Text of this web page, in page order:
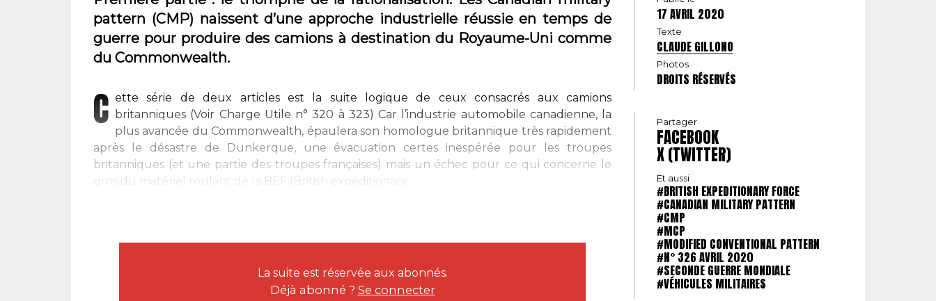
pattern (CMP) naissent d’une approche industrielle réussie en temps de
guerre pour produire des camions à destination du Royaume-Uni comme
du Commonwealth.
C ette série de deux articles est la suite logique de ceux consacrés aux camions
britanniques (Voir Charge Utile n° 320 à 323) Car l’industrie automobile canadienne, la
plus avancée du Commonwealth, épaulera son homologue britannique très rapidement
après le désastre de Dunkerque, une évacuation certes inespérée pour les troupes
britanniques (et une partie des troupes françaises) mais un échec pour ce qui concerne le
gros du matériel roulant de la BEF (British expeditionary...
La suite est réservée aux abonnés.
Déjà abonné ? Se connecter
17 AVRIL 2020
Texte
CLAUDE GILLONO
Photos
DROITS RÉSERVÉS
Partager
FACEBOOK
X (TWITTER)
Et aussi
#BRITISH EXPEDITIONARY FORCE
#CANADIAN MILITARY PATTERN
#CMP
#MCP
#MODIFIED CONVENTIONAL PATTERN
#N° 326 AVRIL 2020
#SECONDE GUERRE MONDIALE
#VÉHICULES MILITAIRES